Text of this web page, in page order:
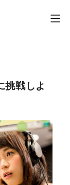
挑戦しよ